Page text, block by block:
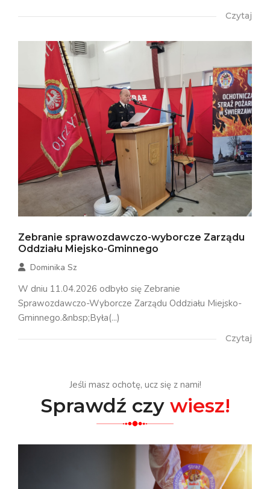
Czytaj
Zebranie sprawozdawczo-wyborcze Zarządu
Oddziału Miejsko-Gminnego
Dominika Sz
W dniu 11.04.2026 odbyło się Zebranie
Sprawozdawczo-Wyborcze Zarządu Oddziału Miejsko-
Gminnego.&nbsp;Była(...)
Czytaj
Jeśli masz ochotę, ucz się z nami!
Sprawdź czy wiesz!